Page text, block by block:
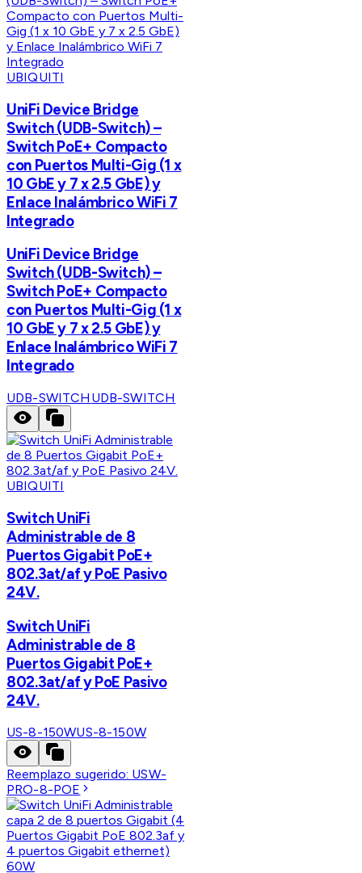
UBIQUITI
UniFi Device Bridge
Switch (UDB-Switch) –
Switch PoE+ Compacto
con Puertos Multi-Gig (1 x
10 GbE y 7 x 2.5 GbE) y
Enlace Inalámbrico WiFi 7
Integrado
UniFi Device Bridge
Switch (UDB-Switch) –
Switch PoE+ Compacto
con Puertos Multi-Gig (1 x
10 GbE y 7 x 2.5 GbE) y
Enlace Inalámbrico WiFi 7
Integrado
UDB-SWITCH UDB-SWITCH
UBIQUITI
Switch UniFi
Administrable de 8
Puertos Gigabit PoE+
802.3at/af y PoE Pasivo
24V.
Switch UniFi
Administrable de 8
Puertos Gigabit PoE+
802.3at/af y PoE Pasivo
24V.
US-8-150WUS-8-150W
Reemplazo sugerido: USW-
PRO-8-POE